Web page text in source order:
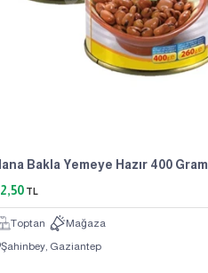
Bakla Yemeye Hazır 400 Gram
TL
Toptan
Mağaza
Şahinbey, Gaziantep